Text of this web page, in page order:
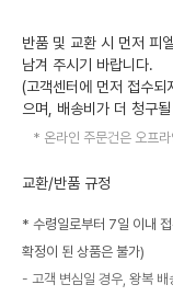
반품 및 교환 시 먼저 피
남겨 주시기 바랍니다.
(고객센터에 먼저 접수
으며, 배송비가 더 청구
온라인 주문건은 오프
교환/반품 규정
* 수령일로부터 7일 이내
확정이 된 상품은 불가)
고객 변심일 경우, 왕복 배